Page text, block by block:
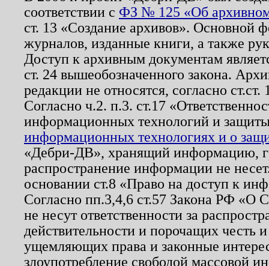
соответствии с ФЗ № 125 «Об
ст. 13 «Создание архивов». Основной
журналов, изданные книги, а также
Доступ к архивным документам
ст. 24 вышеобозначенного закона.
редакции не относятся, согласно
Согласно ч.2. п.3. ст.17
информационных технологий и
информационных технологиях и о
«Дебри-ДВ», хранящий информацию,
распространение информации не
основании ст.8 «Право на доступ к
Согласно пп.3,4,6 ст.57 Закона РФ «О
не несут ответственности за
действительности и порочащих честь
ущемляющих права и законные
злоупотребление свободой массовой